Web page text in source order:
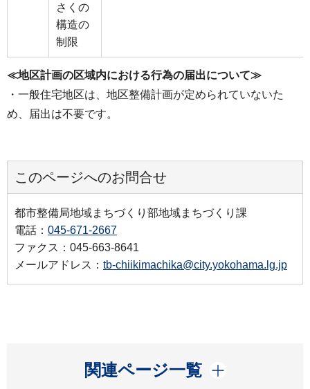
さくの
構造の
制限
≪地区計画の区域内における行為の届出について≫
・一般住宅地区は、地区整備計画が定められていないた
め、届出は不要です。
このページへのお問合せ
都市整備局地域まちづくり部地域まちづくり課
電話： 045-671-2667
ファクス：045-663-8641
メールアドレス： tb-chiikimachika@city.yokohama.lg.jp
関連ページ一覧
開く